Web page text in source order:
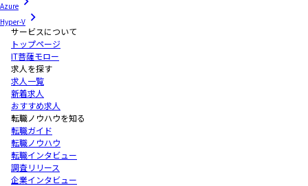
Azure
Hyper-V
サービスについて
トップページ
IT菩薩モロー
求人を探す
求人一覧
新着求人
おすすめ求人
転職ノウハウを知る
転職ガイド
転職ノウハウ
転職インタビュー
調査リリース
企業インタビュー